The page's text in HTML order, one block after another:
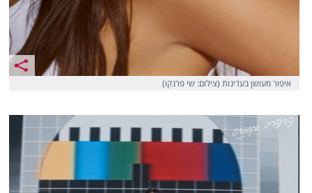
איפור מעושן בעדינות (צילום: שי פרנקו)